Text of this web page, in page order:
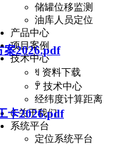
储罐位移监测
油库人员定位
产品中心
项目案例
技术中心
ꄔ 资料下载
ꂕ 技术中心
经纬度计算距离
ꂅ关于我们
系统平台
定位系统平台
案2026.pdf
卡2026.pdf